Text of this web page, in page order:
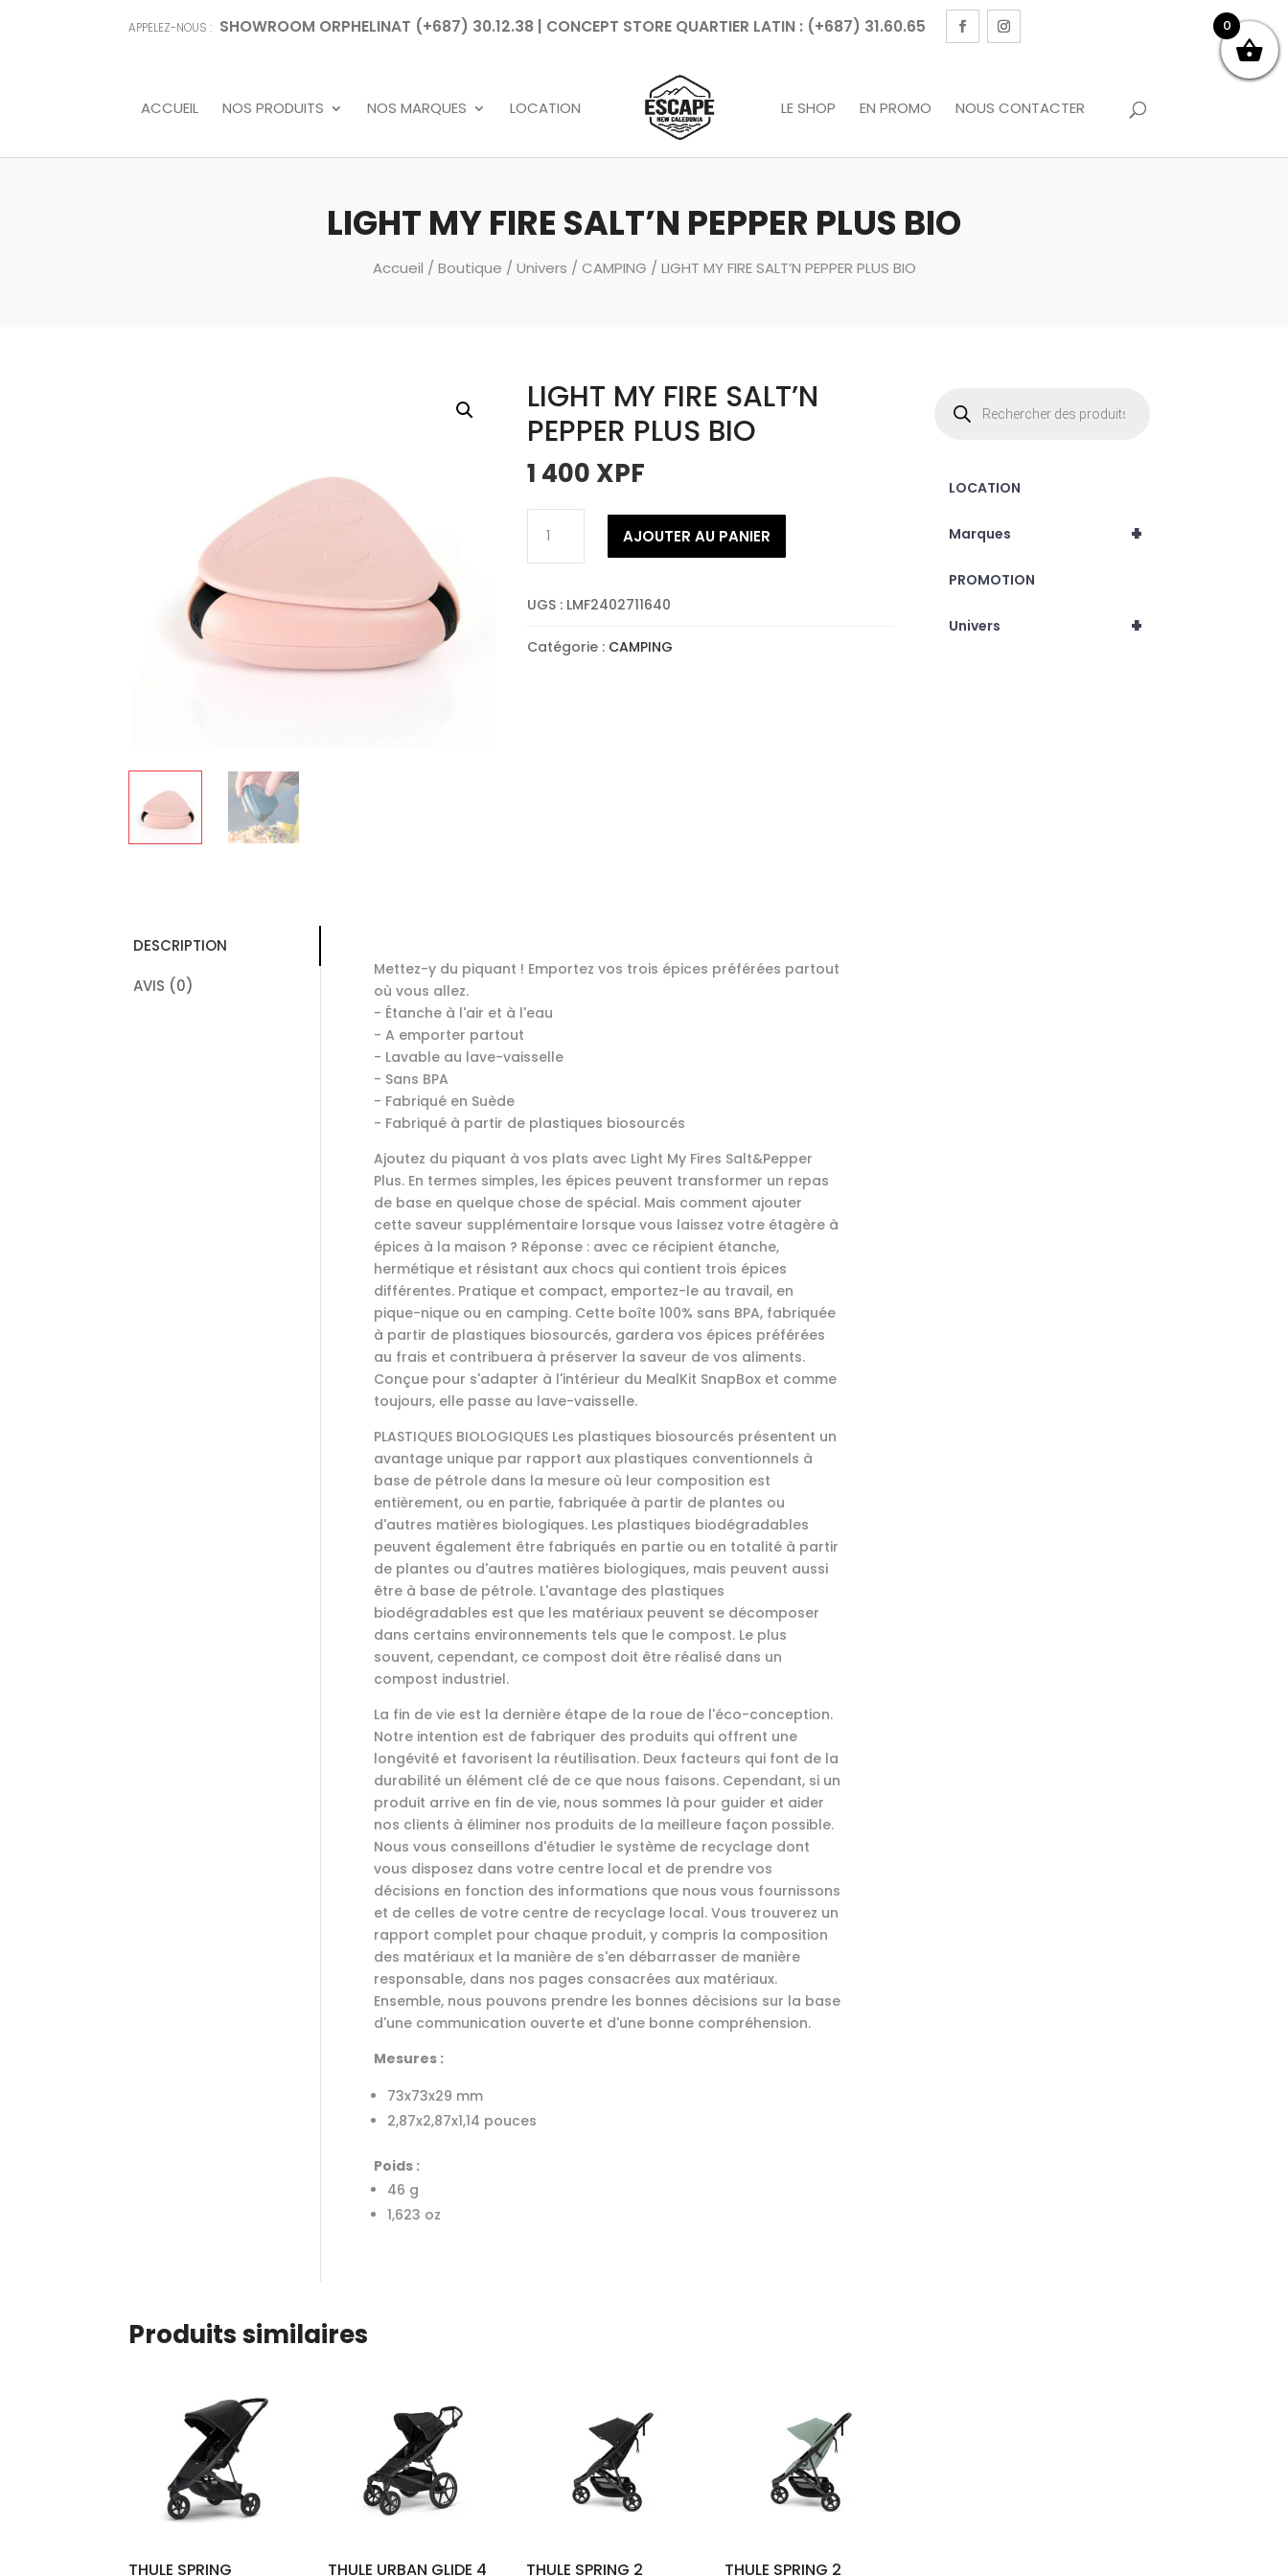
APPELEZ-NOUS : SHOWROOM ORPHELINAT (+687) 30.12.38 | CONCEPT STORE QUARTIER LATIN : (+687) 31.60.65
ACCUEIL NOS PRODUITS NOS MARQUES LOCATION LE SHOP EN PROMO NOUS CONTACTER
LIGHT MY FIRE SALT’N PEPPER PLUS BIO
Accueil / Boutique / Univers / CAMPING / LIGHT MY FIRE SALT’N PEPPER PLUS BIO
LIGHT MY FIRE SALT’N
PEPPER PLUS BIO
1 400 XPF
LIGHT
FIRE
PEPPER
AJOUTER AU PANIER
UGS : LMF2402711640
Catégorie : CAMPING
DESCRIPTION
AVIS (0)
Mettez-y du piquant ! Emportez vos trois épices préférées partout
où vous allez.
- Étanche à l'air et à l'eau
- A emporter partout
- Lavable au lave-vaisselle
- Sans BPA
- Fabriqué en Suède
- Fabriqué à partir de plastiques biosourcés
Ajoutez du piquant à vos plats avec Light My Fires Salt&Pepper
Plus. En termes simples, les épices peuvent transformer un repas
de base en quelque chose de spécial. Mais comment ajouter
cette saveur supplémentaire lorsque vous laissez votre étagère à
épices à la maison ? Réponse : avec ce récipient étanche,
hermétique et résistant aux chocs qui contient trois épices
différentes. Pratique et compact, emportez-le au travail, en
pique-nique ou en camping. Cette boîte 100% sans BPA, fabriquée
à partir de plastiques biosourcés, gardera vos épices préférées
au frais et contribuera à préserver la saveur de vos aliments.
Conçue pour s'adapter à l'intérieur du MealKit SnapBox et comme
toujours, elle passe au lave-vaisselle.
PLASTIQUES BIOLOGIQUES Les plastiques biosourcés présentent un
avantage unique par rapport aux plastiques conventionnels à
base de pétrole dans la mesure où leur composition est
entièrement, ou en partie, fabriquée à partir de plantes ou
d'autres matières biologiques. Les plastiques biodégradables
peuvent également être fabriqués en partie ou en totalité à partir
de plantes ou d'autres matières biologiques, mais peuvent aussi
être à base de pétrole. L'avantage des plastiques
biodégradables est que les matériaux peuvent se décomposer
dans certains environnements tels que le compost. Le plus
souvent, cependant, ce compost doit être réalisé dans un
compost industriel.
La fin de vie est la dernière étape de la roue de l'éco-conception.
Notre intention est de fabriquer des produits qui offrent une
longévité et favorisent la réutilisation. Deux facteurs qui font de la
durabilité un élément clé de ce que nous faisons. Cependant, si un
produit arrive en fin de vie, nous sommes là pour guider et aider
nos clients à éliminer nos produits de la meilleure façon possible.
Nous vous conseillons d'étudier le système de recyclage dont
vous disposez dans votre centre local et de prendre vos
décisions en fonction des informations que nous vous fournissons
et de celles de votre centre de recyclage local. Vous trouverez un
rapport complet pour chaque produit, y compris la composition
des matériaux et la manière de s'en débarrasser de manière
responsable, dans nos pages consacrées aux matériaux.
Ensemble, nous pouvons prendre les bonnes décisions sur la base
d'une communication ouverte et d'une bonne compréhension.
Mesures :
73x73x29 mm
2,87x2,87x1,14 pouces
Poids :
46 g
1,623 oz
Produits similaires
THULE SPRING
THULE URBAN GLIDE 4
THULE SPRING 2
THULE SPRING 2
produits
LOCATION
+
Marques
PROMOTION
+
Univers
0